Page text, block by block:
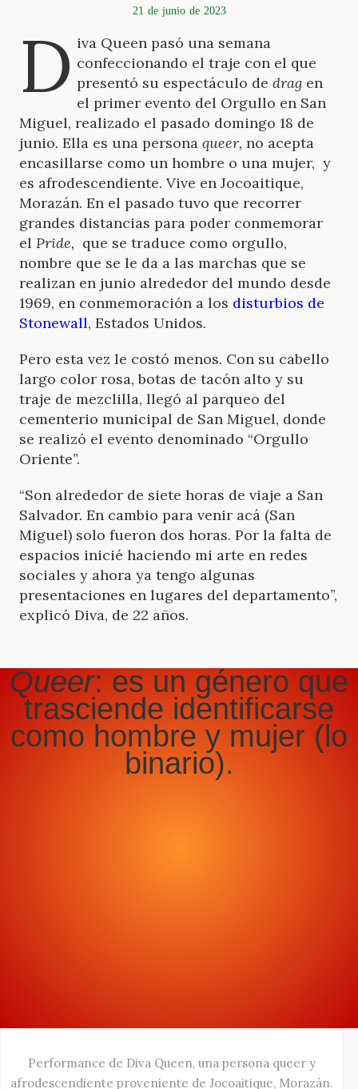
21 de junio de 2023
D iva Queen pasó una semana
confeccionando el traje con el que
presentó su espectáculo de drag en
el primer evento del Orgullo en San
Miguel, realizado el pasado domingo 18 de
junio. Ella es una persona queer, no acepta
encasillarse como un hombre o una mujer, y
es afrodescendiente. Vive en Jocoaitique,
Morazán. En el pasado tuvo que recorrer
grandes distancias para poder conmemorar
el Pride, que se traduce como orgullo,
nombre que se le da a las marchas que se
realizan en junio alrededor del mundo desde
1969, en conmemoración a los disturbios de
Stonewall, Estados Unidos.
Pero esta vez le costó menos. Con su cabello
largo color rosa, botas de tacón alto y su
traje de mezclilla, llegó al parqueo del
cementerio municipal de San Miguel, donde
se realizó el evento denominado “Orgullo
Oriente”.
“Son alrededor de siete horas de viaje a San
Salvador. En cambio para venir acá (San
Miguel) solo fueron dos horas. Por la falta de
espacios inicié haciendo mi arte en redes
sociales y ahora ya tengo algunas
presentaciones en lugares del departamento”,
explicó Diva, de 22 años.
Queer: es un género que
trasciende identificarse
como hombre y mujer (lo
binario).
Performance de Diva Queen, una persona queer y
afrodescendiente proveniente de Jocoaitique, Morazán.